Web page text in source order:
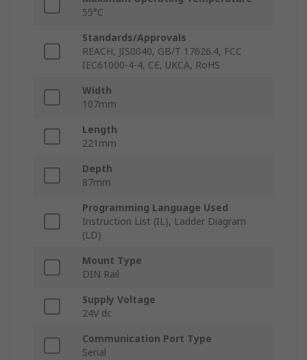
55°C
Standards/Approvals
REACH, JIS0040, GB/T 17626.4, FCC
IEC61000-4-4, CE, UKCA, RoHS
Width
107mm
Length
221mm
Depth
87mm
Programming Language Used
Instruction List (IL), Ladder Diagram
(LD)
Mount Type
DIN Rail
Supply Voltage
24V dc
Communication Port Type
Serial